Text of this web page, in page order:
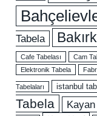
Tabela
Cafe Tabelası Cam
Elektronik Tabela
Tabelaları istanbul
Tabela
Kayan